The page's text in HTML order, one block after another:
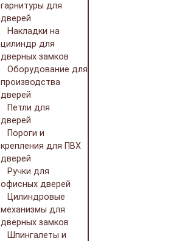
гарнитуры для
дверей
Накладки на
цилиндр для
дверных замков
Оборудование для
производства
дверей
Петли для
дверей
Пороги и
крепления для ПВХ
дверей
Ручки для
офисных дверей
Цилиндровые
механизмы для
дверных замков
Шпингалеты и